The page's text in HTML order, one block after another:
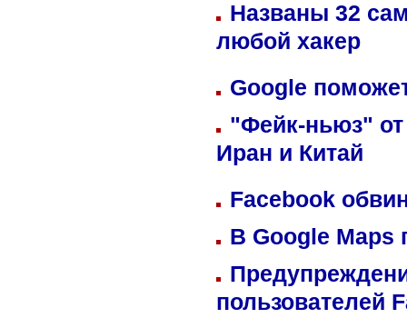
Названы 32
любой хакер
Google
"Фейк-ньюз" от
Иран и Китай
Facebook
В Google Maps
пользователей